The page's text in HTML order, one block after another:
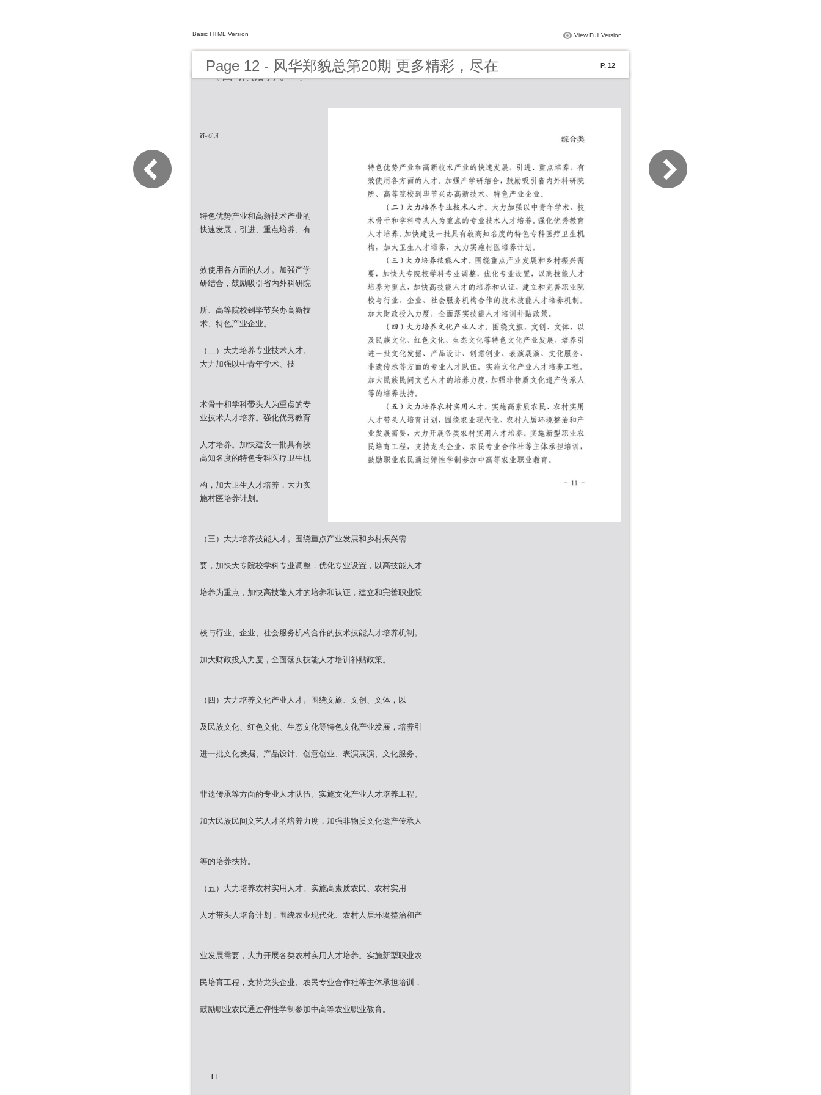
Basic HTML Version View Full Version
Page 12 - 风华郑貌总第20期 更多精彩，尽在
《风华郑貌》！
P. 12
ሸކো
特色优势产业和高新技术产业的
快速发展，引进、重点培养、有
效使用各方面的人才。加强产学
研结合，鼓励吸引省内外科研院
所、高等院校到毕节兴办高新技
术、特色产业企业。
（二）大力培养专业技术人才。
大力加强以中青年学术、技
术骨干和学科带头人为重点的专
业技术人才培养。强化优秀教育
人才培养。加快建设一批具有较
高知名度的特色专科医疗卫生机
构，加大卫生人才培养，大力实
施村医培养计划。
（三）大力培养技能人才。围绕重点产业发展和乡村振兴需
要，加快大专院校学科专业调整，优化专业设置，以高技能人才
培养为重点，加快高技能人才的培养和认证，建立和完善职业院
校与行业、企业、社会服务机构合作的技术技能人才培养机制。
加大财政投入力度，全面落实技能人才培训补贴政策。
（四）大力培养文化产业人才。围绕文旅、文创、文体，以
及民族文化、红色文化、生态文化等特色文化产业发展，培养引
进一批文化发掘、产品设计、创意创业、表演展演、文化服务、
非遗传承等方面的专业人才队伍。实施文化产业人才培养工程。
加大民族民间文艺人才的培养力度，加强非物质文化遗产传承人
等的培养扶持。
（五）大力培养农村实用人才。实施高素质农民、农村实用
人才带头人培育计划，围绕农业现代化、农村人居环境整治和产
业发展需要，大力开展各类农村实用人才培养。实施新型职业农
民培育工程，支持龙头企业、农民专业合作社等主体承担培训，
鼓励职业农民通过弹性学制参加中高等农业职业教育。
- 11 -